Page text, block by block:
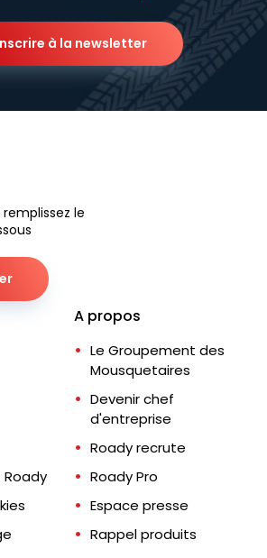
à la newsletter
le
A propos
Le Groupement des
Mousquetaires
Devenir chef
d'entreprise
Roady recrute
Roady Pro
Espace presse
Rappel produits